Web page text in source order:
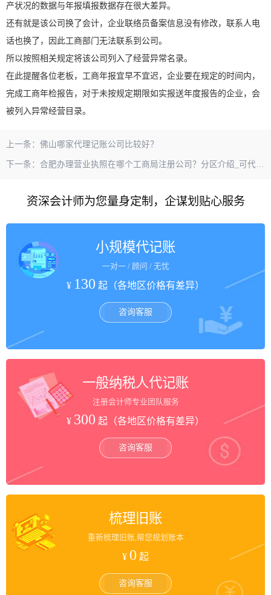
产状况的数据与年报填报数据存在很大差异。
还有就是该公司换了会计，企业联络员备案信息没有修改，联系人电
话也换了，因此工商部门无法联系到公司。
所以按照相关规定将该公司列入了经营异常名录。
在此提醒各位老板，工商年报宜早不宜迟，企业要在规定的时间内，
完成工商年检报告，对于未按规定期限如实报送年度报告的企业，会
被列入异常经营目录。
上一条： 佛山哪家代理记账公司比较好？
下一条： 合肥办理营业执照在哪个工商局注册公司？分区介绍_可代办哦
资深会计师为您量身定制，企谋划贴心服务
小规模代记账
一对一 / 顾问 / 无忧
¥ 130 起（各地区价格有差异）
咨询客服
一般纳税人代记账
注册会计师专业团队服务
¥ 300 起（各地区价格有差异）
咨询客服
梳理旧账
重新梳理旧账,帮您规划账本
¥ 0 起
咨询客服